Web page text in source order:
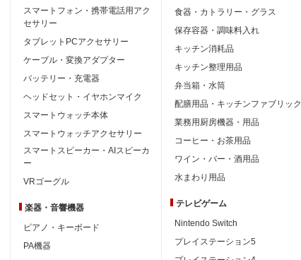
スマートフォン・携帯電話用アク
セサリー
タブレットPCアクセサリー
ケーブル・変換アダプター
バッテリー・充電器
ヘッドセット・イヤホンマイク
スマートウォッチ本体
スマートウォッチアクセサリー
スマートスピーカー・AIスピーカ
ー
VRゴーグル
楽器・音響機器
ピアノ・キーボード
PA機器
食器・カトラリー・グラス
保存容器・調味料入れ
キッチン消耗品
キッチン整理用品
弁当箱・水筒
配膳用品・キッチンファブリック
業務用厨房機器・用品
コーヒー・お茶用品
ワイン・バー・酒用品
水まわり用品
テレビゲーム
Nintendo Switch
プレイステーション5